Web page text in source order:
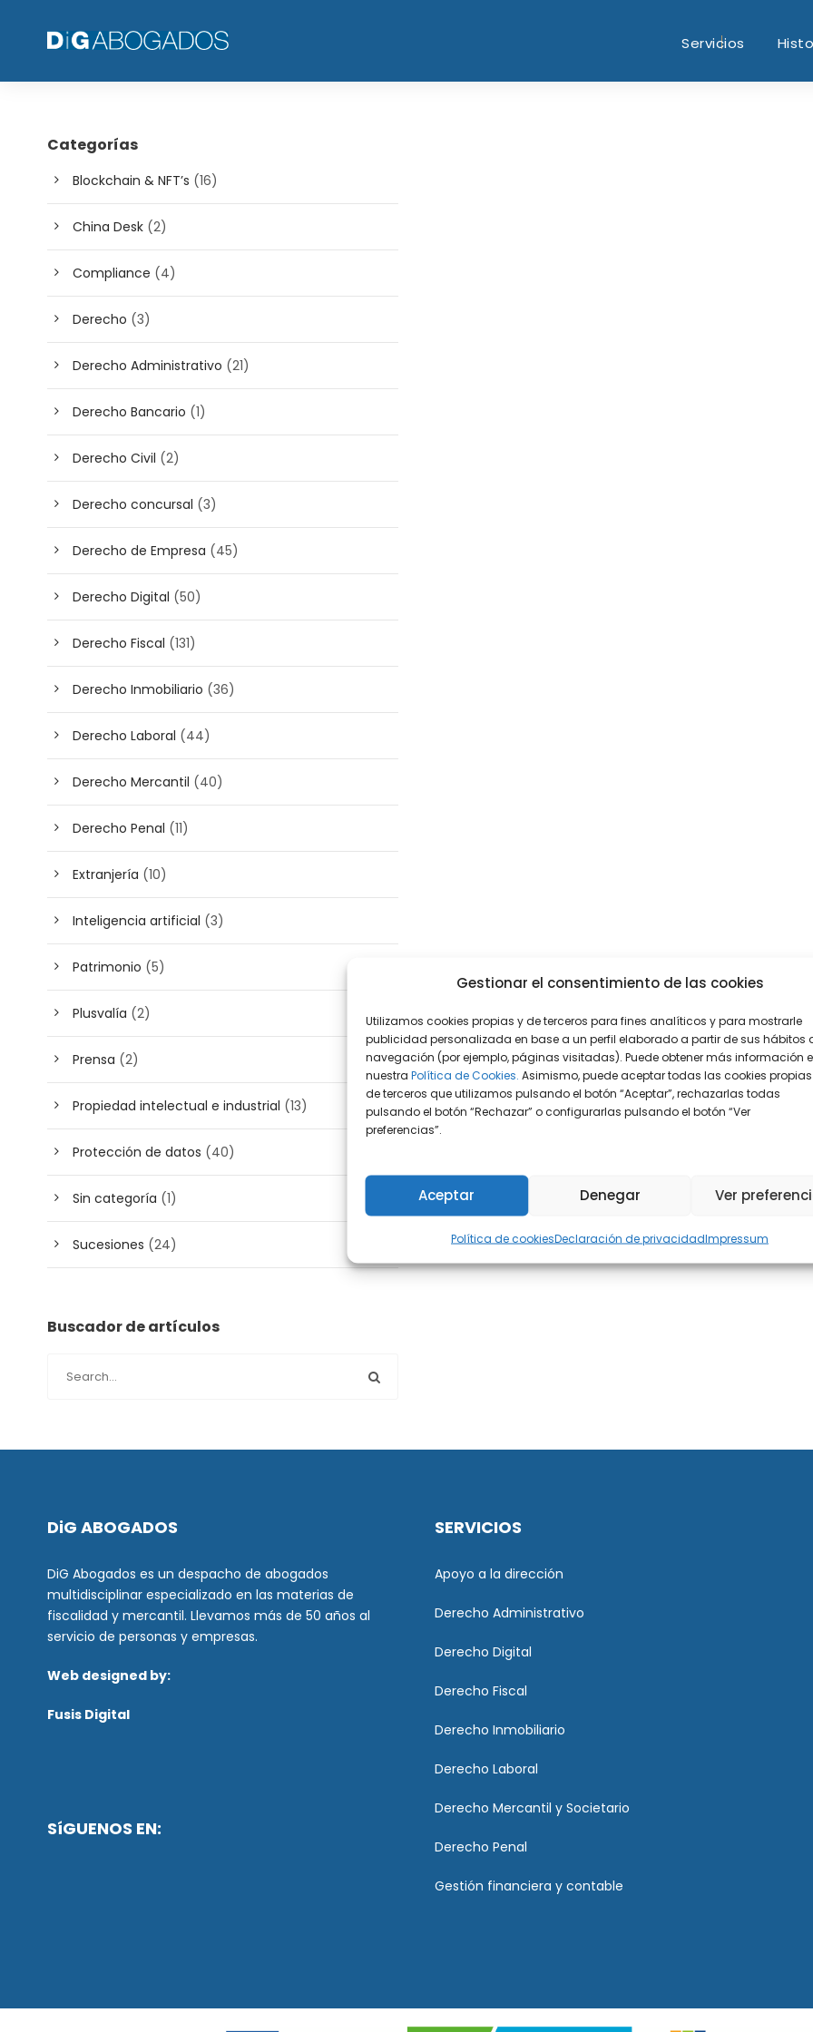
Gestionar el consentimiento de las cookies
Utilizamos cookies propias y de terceros para fines analíticos y para mostrarle
publicidad personalizada en base a un perfil elaborado a partir de sus hábitos
navegación (por ejemplo, páginas visitadas). Puede obtener más información
nuestra Política de Cookies. Asimismo, puede aceptar todas las cookies
de terceros que utilizamos pulsando el botón “Aceptar”, rechazarlas todas
pulsando el botón “Rechazar” o configurarlas pulsando el botón “Ver
preferencias”.
Aceptar Denegar Ver
Política de cookiesDeclaración de privacidadImpressum
Servicios
Categorías
Blockchain & NFT’s (16)
China Desk (2)
Compliance (4)
Derecho (3)
Derecho Administrativo (21)
Derecho Bancario (1)
Derecho Civil (2)
Derecho concursal (3)
Derecho de Empresa (45)
Derecho Digital (50)
Derecho Fiscal (131)
Derecho Inmobiliario (36)
Derecho Laboral (44)
Derecho Mercantil (40)
Derecho Penal (11)
Extranjería (10)
Inteligencia artificial (3)
Patrimonio (5)
Plusvalía (2)
Prensa (2)
Propiedad intelectual e industrial (13)
Protección de datos (40)
Sin categoría (1)
Sucesiones (24)
Buscador de artículos
DiG ABOGADOS
DiG Abogados es un despacho de abogados
multidisciplinar especializado en las materias de
fiscalidad y mercantil. Llevamos más de 50 años al
servicio de personas y empresas.
Web designed by:
Fusis Digital
SíGUENOS EN:
SERVICIOS
Apoyo a la dirección
Derecho Administrativo
Derecho Digital
Derecho Fiscal
Derecho Inmobiliario
Derecho Laboral
Derecho Mercantil y Societario
Derecho Penal
Gestión financiera y contable